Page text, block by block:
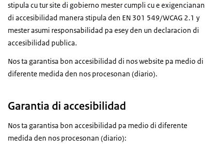
stipula cu tur site di gobierno mester cumpli cu e exigencianan
di accesibilidad manera stipula den EN 301 549/WCAG 2.1 y
mester asumi responsabilidad pa esey den un declaracion di
accesibilidad publica.
Nos ta garantisa bon accesibilidad di nos website pa medio di
diferente medida den nos procesonan (diario).
Garantia di accesibilidad
Nos ta garantisa bon accesibilidad pa medio di diferente
medida den nos procesonan (diario):